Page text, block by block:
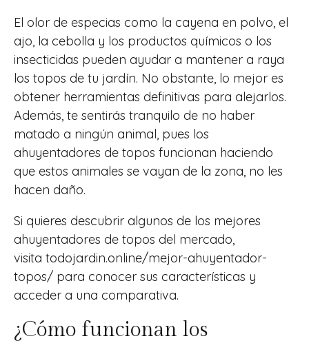
El olor de especias como la cayena en polvo, el
ajo, la cebolla y los productos químicos o los
insecticidas pueden ayudar a mantener a raya
los topos de tu jardín. No obstante, lo mejor es
obtener herramientas definitivas para alejarlos.
Además, te sentirás tranquilo de no haber
matado a ningún animal, pues los
ahuyentadores de topos funcionan haciendo
que estos animales se vayan de la zona, no les
hacen daño.
Si quieres descubrir algunos de los mejores
ahuyentadores de topos del mercado,
visita todojardin.online/mejor-ahuyentador-
topos/ para conocer sus características y
acceder a una comparativa.
¿Cómo funcionan los